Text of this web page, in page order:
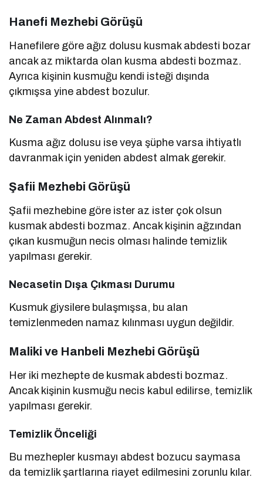
Hanefi Mezhebi Görüşü
Hanefilere göre ağız dolusu kusmak abdesti bozar
ancak az miktarda olan kusma abdesti bozmaz.
Ayrıca kişinin kusmuğu kendi isteği dışında
çıkmışsa yine abdest bozulur.
Ne Zaman Abdest Alınmalı?
Kusma ağız dolusu ise veya şüphe varsa ihtiyatlı
davranmak için yeniden abdest almak gerekir.
Şafii Mezhebi Görüşü
Şafii mezhebine göre ister az ister çok olsun
kusmak abdesti bozmaz. Ancak kişinin ağzından
çıkan kusmuğun necis olması halinde temizlik
yapılması gerekir.
Necasetin Dışa Çıkması Durumu
Kusmuk giysilere bulaşmışsa, bu alan
temizlenmeden namaz kılınması uygun değildir.
Maliki ve Hanbeli Mezhebi Görüşü
Her iki mezhepte de kusmak abdesti bozmaz.
Ancak kişinin kusmuğu necis kabul edilirse, temizlik
yapılması gerekir.
Temizlik Önceliği
Bu mezhepler kusmayı abdest bozucu saymasa
da temizlik şartlarına riayet edilmesini zorunlu kılar.